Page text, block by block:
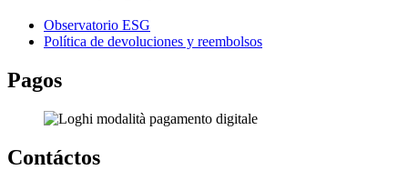
Observatorio ESG
Política de devoluciones y reembolsos
Pagos
Contáctos